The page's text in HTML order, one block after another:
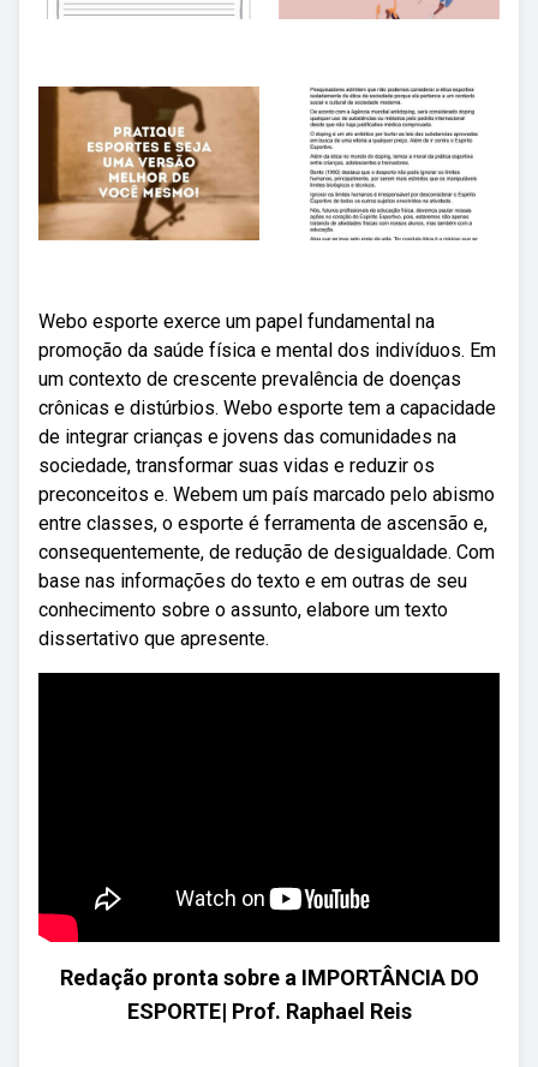
Webo esporte exerce um papel fundamental na
promoção da saúde física e mental dos indivíduos. Em
um contexto de crescente prevalência de doenças
crônicas e distúrbios. Webo esporte tem a capacidade
de integrar crianças e jovens das comunidades na
sociedade, transformar suas vidas e reduzir os
preconceitos e. Webem um país marcado pelo abismo
entre classes, o esporte é ferramenta de ascensão e,
consequentemente, de redução de desigualdade. Com
base nas informações do texto e em outras de seu
conhecimento sobre o assunto, elabore um texto
dissertativo que apresente.
Redação pronta sobre a IMPORTÂNCIA DO
ESPORTE| Prof. Raphael Reis